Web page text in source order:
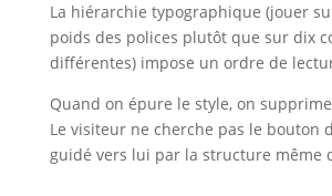
La hiérarchie typographique (jouer
poids des polices plutôt que sur dix
différentes) impose un ordre de
Quand on épure le style, on
Le visiteur ne cherche pas le bouton
guidé vers lui par la structure même